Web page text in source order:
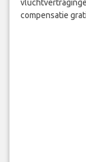
compensatie